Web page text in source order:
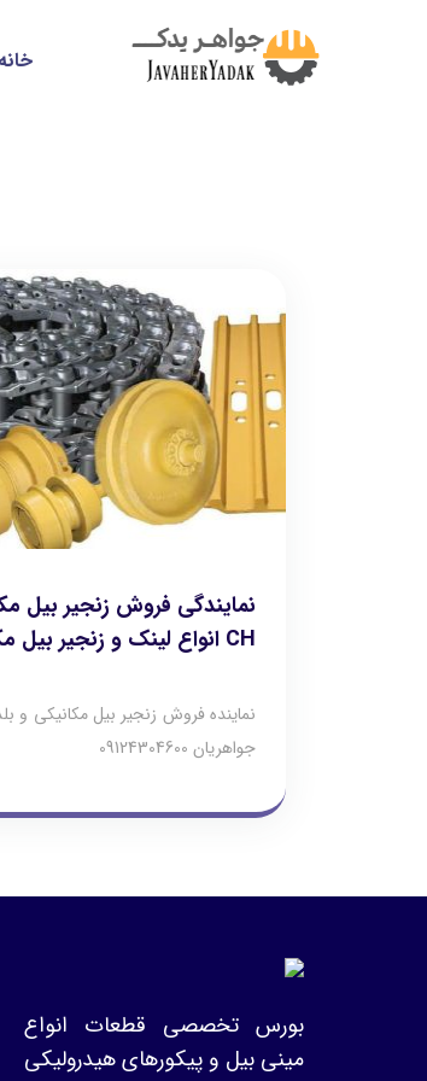
خانه
نمایندگی فروش زنجیر بیل
CH انواع لینک و زنجیر بیل مکانیکی
جواهریان 09124304600
بورس تخصصی قطعات انواع
مینی بیل و پیکورهای هیدرولیکی